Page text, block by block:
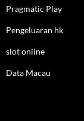
Pragmatic Play
Pengeluaran hk
slot online
Data Macau